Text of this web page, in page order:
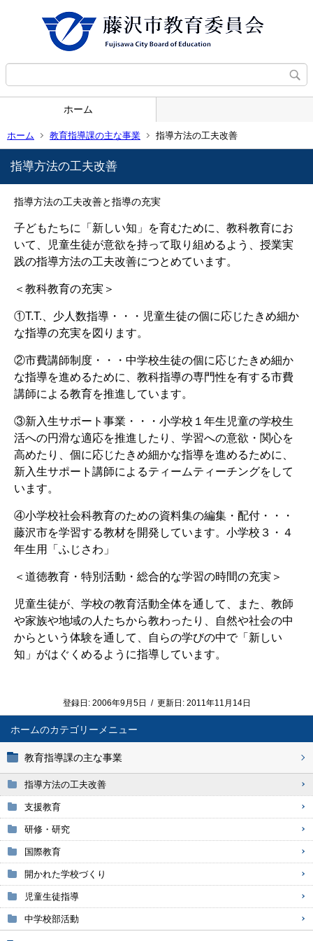
ホーム
ホーム 教育指導課の主な事業 指導方法の工夫改善
ホーム
教育指導課の主な事業
指導方法の工夫改善
支援教育
研修・研究
国際教育
開かれた学校づくり
児童生徒指導
中学校部活動
指導方法の工夫改善
指導方法の工夫改善と指導の充実
子どもたちに「新しい知」を育むために、教科教育にお
いて、児童生徒が意欲を持って取り組めるよう、授業実
践の指導方法の工夫改善につとめています。
＜教科教育の充実＞
①T.T.、少人数指導・・・児童生徒の個に応じたきめ細か
な指導の充実を図ります。
②市費講師制度・・・中学校生徒の個に応じたきめ細か
な指導を進めるために、教科指導の専門性を有する市費
講師による教育を推進しています。
③新入生サポート事業・・・小学校１年生児童の学校生
活への円滑な適応を推進したり、学習への意欲・関心を
高めたり、個に応じたきめ細かな指導を進めるために、
新入生サポート講師によるティームティーチングをして
います。
④小学校社会科教育のための資料集の編集・配付・・・
藤沢市を学習する教材を開発しています。小学校３・４
年生用「ふじさわ」
＜道徳教育・特別活動・総合的な学習の時間の充実＞
児童生徒が、学校の教育活動全体を通して、また、教師
や家族や地域の人たちから教わったり、自然や社会の中
からという体験を通して、自らの学びの中で「新しい
知」がはぐくめるように指導しています。
登録日: 2006年9月5日 / 更新日: 2011年11月14日